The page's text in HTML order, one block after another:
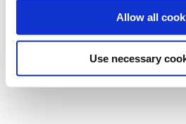
Allow all
Use necessary